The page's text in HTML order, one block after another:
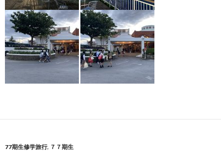
77期生修学旅行, ７７期生